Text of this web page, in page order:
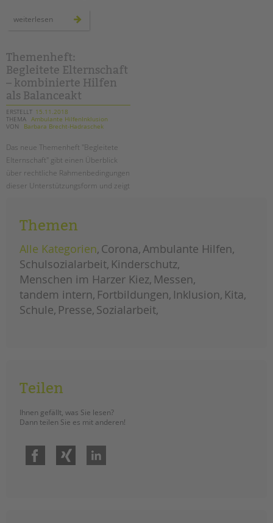
weiterlesen fachtag
der
ambulanten
einzelfallhilfe
–
ein
bericht
Themenheft:
Begleitete Elternschaft
– kombinierte Hilfen
als Balanceakt
ERSTELLT 15.11.2018
THEMA Ambulante HilfenInklusion
VON
Barbara Brecht-Hadraschek
Das neue Themenheft "Begleitete
Elternschaft" gibt einen Überblick
über rechtliche Rahmenbedingungen
dieser Unterstützungsform und zeigt
funktionieren kann.
weiterlesenthemenheft:
begleitete
elternschaft
–
kombinierte
hilfen
als
balanceakt
Themen
Alle Kategorien Corona Ambulante Hilfen
Schulsozialarbeit Kinderschutz
Menschen im Harzer Kiez Messen
tandem intern Fortbildungen Inklusion Kita
Schule Presse Sozialarbeit
Teilen
Ihnen gefällt, was Sie lesen?
Dann teilen Sie es mit anderen!
Facebook